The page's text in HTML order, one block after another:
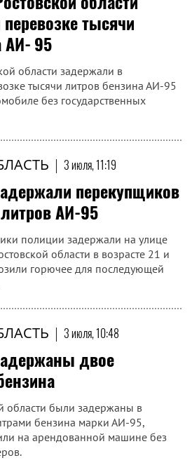
тысячи
АИ‑95
области задержали в
тысячи литров бензина АИ-95
без государственных
| 3 июля, 11:19
перекупщиков
АИ-95
полиции задержали на улице
области в возрасте 21 и
горючее для последующей
| 3 июля, 10:48
двое
области были задержаны в
бензина марки АИ-95,
на арендованной машине без